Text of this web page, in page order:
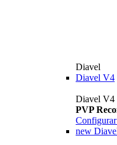
Diavel
Diavel V4
Diavel V4
PVP
Configurar
new